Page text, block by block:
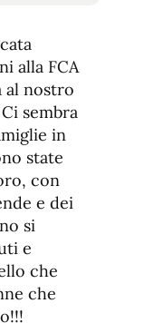
alla FCA
al nostro
sembra
in
state
con
e dei
si
e
che
che